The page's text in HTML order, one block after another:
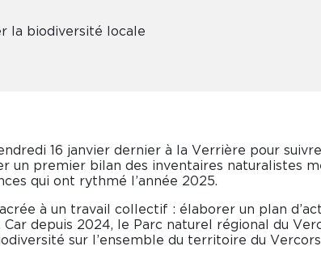
la biodiversité locale
16 janvier dernier à la Verrière pour
un premier bilan des inventaires naturalistes
qui ont rythmé l’année 2025.
à un travail collectif : élaborer un plan
depuis 2024, le Parc naturel régional du
sur l’ensemble du territoire du